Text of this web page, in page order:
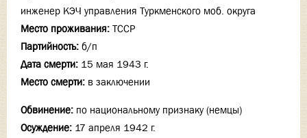
инженер КЭЧ управления Туркменского моб. округа
Место проживания: ТССР
Партийность: б/п
Дата смерти: 15 мая 1943 г.
Место смерти: в заключении
Обвинение: по национальному признаку (немцы)
Осуждение: 17 апреля 1942 г.